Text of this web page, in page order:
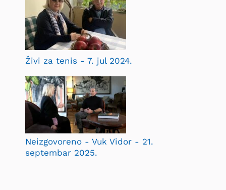
Živi za tenis - 7. jul 2024.
Neizgovoreno - Vuk Vidor - 21.
septembar 2025.